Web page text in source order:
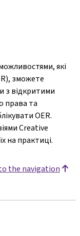
які
зможете
з відкритими
права та
OER.
Creative
на практиці.
the navigation